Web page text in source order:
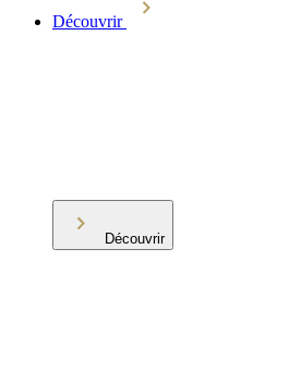
Découvrir
Découvrir